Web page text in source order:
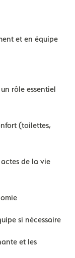
et en équipe
rôle essentiel
(toilettes,
de la vie
si nécessaire
et les